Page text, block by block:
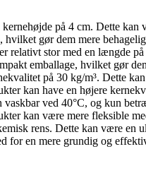
på 4 cm. Dette
hvilket gør dem mere
relativt stor med en længde
emballage, hvilket gør
på 30 kg/m³. Dette
kan have en højere
vaskbar ved 40°C, og kun
kan være mere fleksible
rens. Dette kan være en
for en mere grundig og